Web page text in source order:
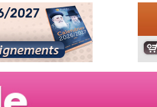
aux Orphelins